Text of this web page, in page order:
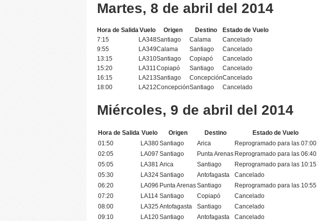
Martes, 8 de abril del 2014
Hora de SalidaVuelo Origen Destino
Estado de Vuelo
7:15
LA348Santiago Calama
Cancelado
9:55
LA349Calama Santiago
Cancelado
13:15
LA310Santiago Copiapó
Cancelado
15:20
LA311Copiapó Santiago
Cancelado
16:15
LA213Santiago ConcepciónCancelado
18:00
LA212ConcepciónSantiago Cancelado
Miércoles, 9 de abril del 2014
Hora de Salida Vuelo Origen Destino
Estado de Vuelo
01:50
LA380Santiago Arica
Reprogramado para las 07:00
02:05
LA097 Santiago Punta Arenas Reprogramado para las 06:40
05:05
LA381 Arica Santiago
Reprogramado para las 10:15
05:30
LA324Santiago Antofagasta
Cancelado
06:20
LA096 Punta ArenasSantiago
Reprogramado para las 10:55
07:20
LA114 Santiago Copiapó
Cancelado
08:00
LA325 Antofagasta Santiago
Cancelado
09:10
LA120Santiago Antofagasta
Cancelado